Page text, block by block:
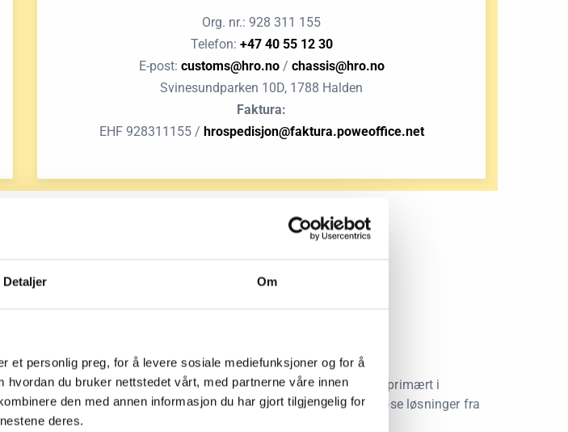
Detaljer Om
et personlig preg, for å levere sosiale mediefunksjoner og for å
du bruker nettstedet vårt, med partnerne våre innen
den med annen informasjon du har gjort tilgjengelig for
deres.
Org. nr.: 928 311 155
Telefon: +47 40 55 12 30
E-post: customs@hro.no/ chassis@hro.no
Svinesundparken 10D, 1788 Halden
Faktura:
EHF 928311155 / hrospedisjon@faktura.poweoffice.net
skreddersydde løsninger innen lager, transport og fortolling – primært i
HRO vil være en logistikkpartner som leverer komplette, sømløse løsninger fra
Å og som alltid setter service, kvalitet og effektivitet i sentrum.